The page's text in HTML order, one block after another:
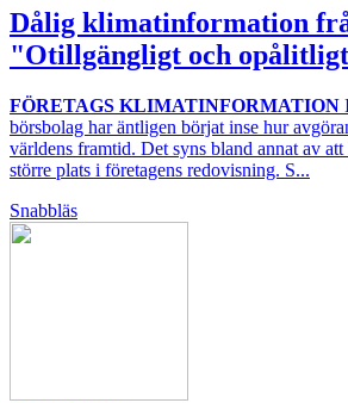
Dålig klimatinformation
"Otillgängligt och
FÖRETAGS KLIMATINFORMATION
börsbolag har äntligen börjat inse hur
världens framtid. Det syns bland annat av
större plats i företagens redovisning. S...
Snabbläs